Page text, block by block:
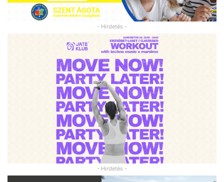
- Hirdetés -
- Hirdetés -